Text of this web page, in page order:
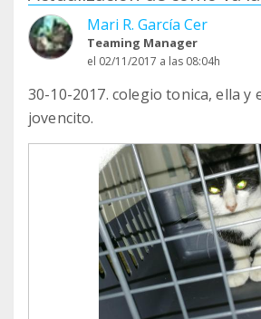
Mari R. García Cer
Teaming Manager
el 02/11/2017 a las 08:04h
30-10-2017. colegio tonica, ella y
jovencito.